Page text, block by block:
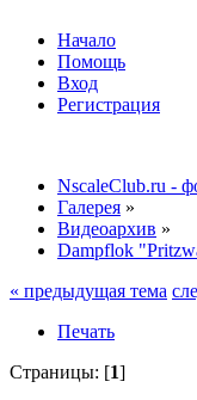
Начало
Помощь
Вход
Регистрация
NscaleClub.ru -
Галерея »
Видеоархив »
Dampflok
« предыдущая тема
Печать
Страницы: [1]